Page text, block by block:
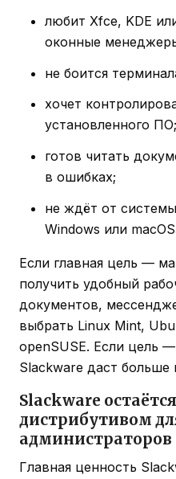
любит Xfce, KDE
оконные
не боится
хочет
установленного ПО;
готов читать
в ошибках;
не ждёт от
Windows или
Если главная цель —
получить удобный
документов,
выбрать Linux Mint,
openSUSE. Если цель
Slackware даст больше
Slackware
дистрибутивом
администраторов
Главная ценность